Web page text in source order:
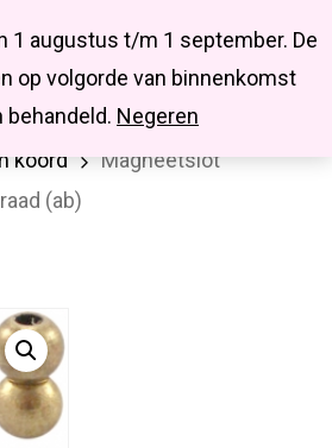
1 augustus t/m 1 september. De
op volgorde van binnenkomst
behandeld. Negeren
searchaccount
Sluitingen
Slot voor
koord
Magneetslot
(ab)
Close